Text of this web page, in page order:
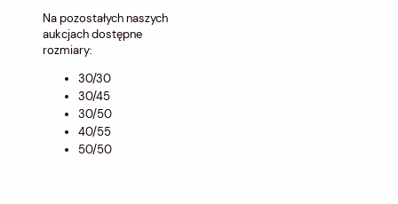
Na pozostałych naszych
aukcjach dostępne
rozmiary:
30/30
30/45
30/50
40/55
50/50